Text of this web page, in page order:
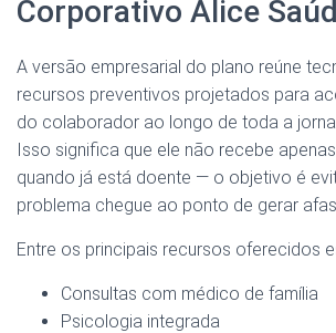
Corporativo Alice
A versão empresarial do plano reúne
recursos preventivos projetados para
do colaborador ao longo de toda a
Isso significa que ele não recebe
quando já está doente — o objetivo é
problema chegue ao ponto de gerar
Entre os principais recursos oferecidos
Consultas com médico de família
Psicologia integrada